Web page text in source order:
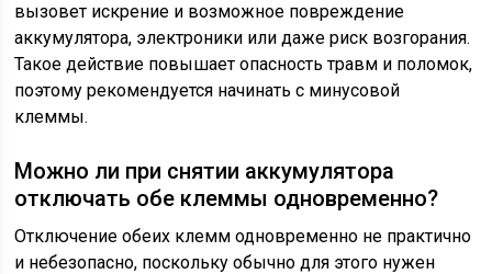
вызовет искрение и возможное повреждение
аккумулятора, электроники или даже риск возгорания.
Такое действие повышает опасность травм и поломок,
поэтому рекомендуется начинать с минусовой
клеммы.
Можно ли при снятии аккумулятора
отключать обе клеммы одновременно?
Отключение обеих клемм одновременно не практично
и небезопасно, поскольку обычно для этого нужен